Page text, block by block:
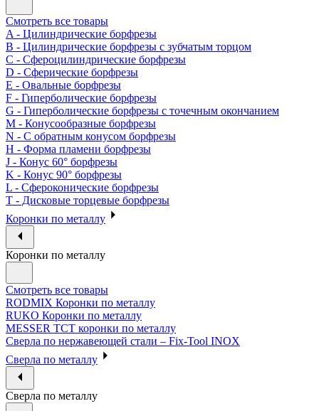
Смотреть все товары
A - Цилиндрические борфрезы
B - Цилиндрические борфрезы с зубчатым торцом
C - Сфероцилиндрические борфрезы
D - Сферические борфрезы
E - Овальные борфрезы
F - Гиперболические борфрезы
G - Гиперболические борфрезы с точечным окончанием
M - Конусообразные борфрезы
N - С обратным конусом борфрезы
H - Форма пламени борфрезы
J - Конус 60° борфрезы
K - Конус 90° борфрезы
L - Сфероконические борфрезы
T - Дисковые торцевые борфрезы
Коронки по металлу
Коронки по металлу
Смотреть все товары
RODMIX Коронки по металлу
RUKO Коронки по металлу
MESSER ТСТ коронки по металлу
Сверла по нержавеющей стали – Fix-Tool INOX
Сверла по металлу
Сверла по металлу